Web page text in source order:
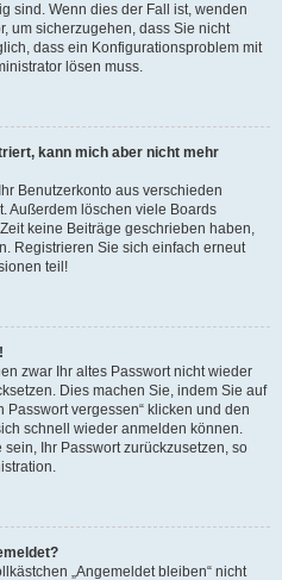
sind. Wenn dies der Fall ist, wenden
um sicherzugehen, dass Sie nicht
dass ein Konfigurationsproblem mit
lösen muss.
kann mich aber nicht mehr
Benutzerkonto aus verschieden
Außerdem löschen viele Boards
keine Beiträge geschrieben haben,
Registrieren Sie sich einfach erneut
teil!
zwar Ihr altes Passwort nicht wieder
Dies machen Sie, indem Sie auf
Passwort vergessen“ klicken und den
schnell wieder anmelden können.
Ihr Passwort zurückzusetzen, so
„Angemeldet bleiben“ nicht